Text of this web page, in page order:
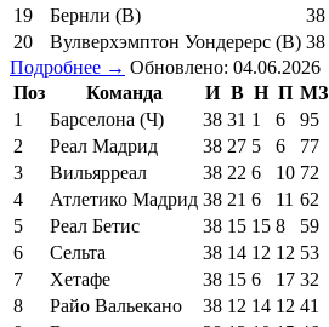
19
Бернли (В) 38
20
Вулверхэмптон Уондерерс (В) 38
Подробнее → Обновлено: 04.06.2026
Поз
Команда И В Н П МЗ
1
Барселона (Ч) 38 31 1 6 95
2
Реал Мадрид 38 27 5 6 77
3
Вильярреал 38 22 6 10 72
4
Атлетико Мадрид 38 21 6 11 62
5
Реал Бетис 38 15 15 8 59
6
Сельта 38 14 12 12 53
7
Хетафе 38 15 6 17 32
8
Райо Вальекано 38 12 14 12 41